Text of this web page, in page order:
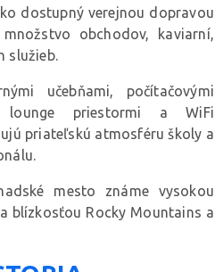
dostupný verejnou dopravou
obchodov, kaviarní,
služieb.
učebňami, počítačovými
lounge priestormi a WiFi
priateľskú atmosféru školy a
mesto známe vysokou
blízkosťou Rocky Mountains a